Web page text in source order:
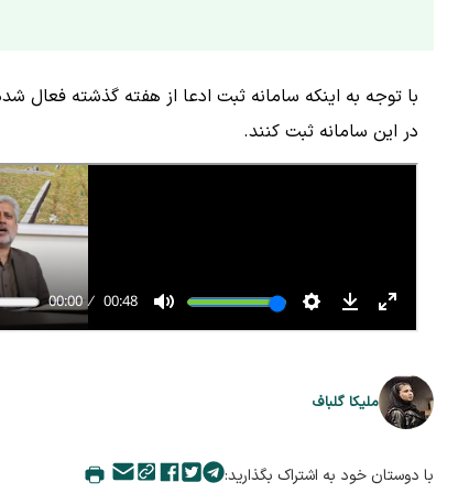
در این سامانه ثبت کنند.
ملیکا گلباف
با دوستان خود به اشتراک بگذارید: